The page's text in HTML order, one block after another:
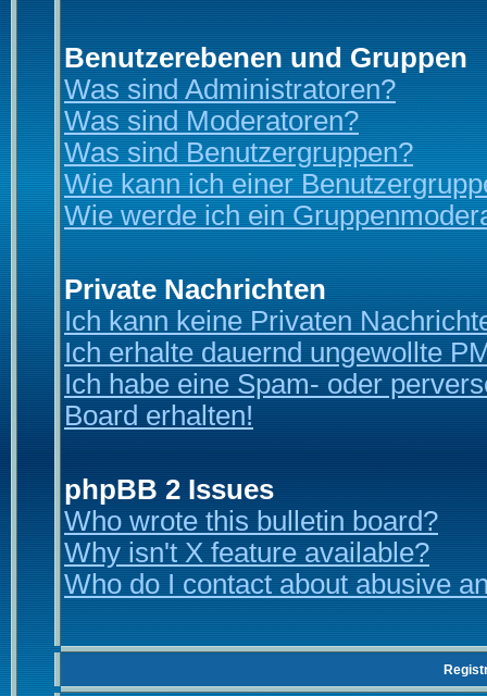
Benutzerebenen und Gruppen
Was sind Administratoren?
Was sind Moderatoren?
Was sind Benutzergruppen?
Wie kann ich einer
Wie werde ich ein
Private Nachrichten
Ich kann keine Privaten
Ich erhalte dauernd ungewollte
Ich habe eine Spam- oder
Board erhalten!
phpBB 2 Issues
Who wrote this bulletin board?
Why isn't X feature available?
Who do I contact about abusive